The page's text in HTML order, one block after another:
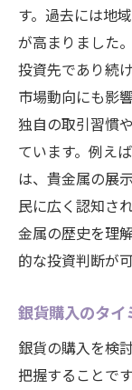
プロが
専門家
各レベ
最新の
貴金属購
を活かす
購入前
偽物を
クレー
注意す
購入後
す。過去には地
が高まりました
投資先であり続
市場動向にも影
独自の取引習慣
ています。例え
は、貴金属の展
民に広く認知さ
金属の歴史を理
的な投資判断が
銀貨購入のタイ
銀貨の購入を検
把握することで